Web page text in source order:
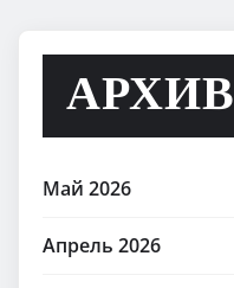
АРХИВ
Май 2026
Апрель 2026